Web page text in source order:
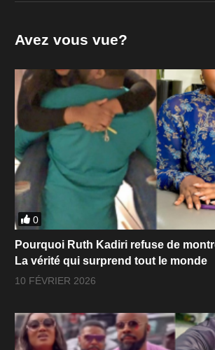
Avez vous vue?
0
Pourquoi Ruth Kadiri refuse de
La vérité qui surprend tout le monde
10 FÉVRIER 2026